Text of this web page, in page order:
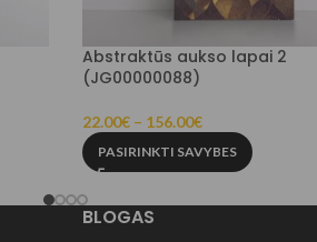
Abstraktūs aukso lapai 2
(JG00000088)
22.00€ – 156.00€
PASIRINKTI SAVYBES
BLOGAS